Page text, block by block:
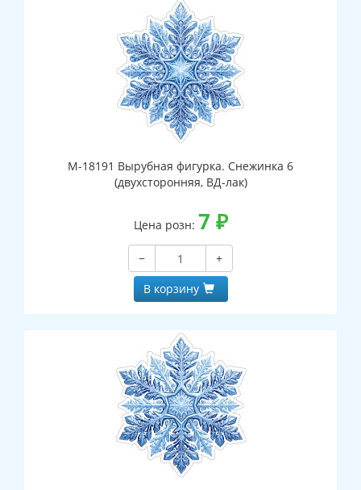
М-18191 Вырубная фигурка. Снежинка 6
(двухсторонняя, ВД-лак)
Цена розн: 7 ₽
−
+
В корзину